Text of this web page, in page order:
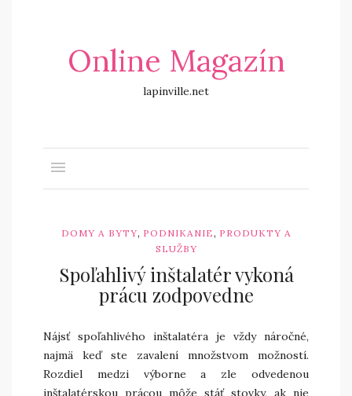
Online Magazín
lapinville.net
DOMY A BYTY, PODNIKANIE, PRODUKTY A
SLUŽBY
Spoľahlivý inštalatér vykoná
prácu zodpovedne
Nájsť spoľahlivého inštalatéra je vždy náročné,
najmä keď ste zavalení množstvom možností.
Rozdiel medzi výborne a zle odvedenou
inštalatérskou prácou môže stáť stovky, ak nie